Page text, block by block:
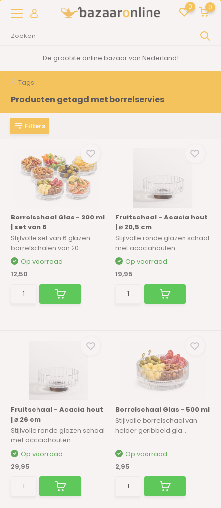
0 0
2000m2showroom in Woerden
Tags
Producten getagd met borrelservies
Filters
Borrelschaal Glas - 200 ml
| set van 6
Stijlvolle set van 6 glazen
borrelschalen van 20...
Op voorraad
12,50
Fruitschaal - Acacia hout
| ⌀ 20,5 cm
Stijlvolle ronde glazen schaal
met acaciahouten ...
Op voorraad
19,95
Fruitschaal - Acacia hout
| ⌀ 26 cm
Stijlvolle ronde glazen schaal
met acaciahouten ...
Op voorraad
29,95
Borrelschaal Glas - 500 ml
Stijlvolle borrelschaal van
helder geribbeld gla...
Op voorraad
2,95